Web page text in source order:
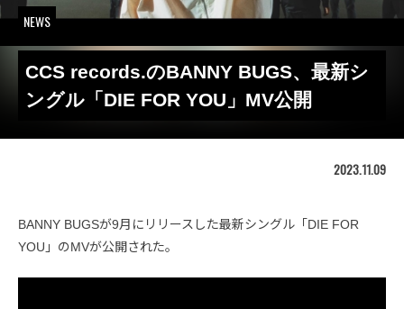
NEWS
CCS records.のBANNY BUGS、最新シ
ングル「DIE FOR YOU」MV公開
2023.11.09
BANNY BUGSが9月にリリースした最新シングル「DIE FOR
YOU」のMVが公開された。